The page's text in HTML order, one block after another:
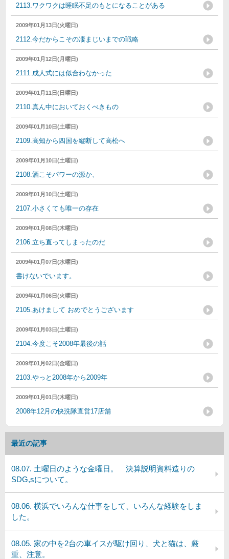
2113.ワクワクは睡眠不足のもとになることがある
2009年01月13日(火曜日)
2112.今だからこその凄まじいまでの戦略
2009年01月12日(月曜日)
2111.成人式には似合わなかった
2009年01月11日(日曜日)
2110.真ん中においておくべきもの
2009年01月10日(土曜日)
2109.高知から四国を縦断して高松へ
2009年01月10日(土曜日)
2108.酒こそパワーの源か、
2009年01月10日(土曜日)
2107.小さくても唯一の存在
2009年01月08日(木曜日)
2106.立ち直ってしまったのだ
2009年01月07日(水曜日)
書けないでいます。
2009年01月06日(火曜日)
2105.あけまして おめでとうございます
2009年01月03日(土曜日)
2104.今度こそ2008年最後の話
2009年01月02日(金曜日)
2103.やっと2008年から2009年
2009年01月01日(木曜日)
2008年12月の快洗隊直営17店舗
最近の記事
08.07. 土曜日のような金曜日。 決算説明資料造りの
SDG,sについて。
08.06. 横浜でいろんな仕事をして、いろんな経験をしま
した。
08.05. 家の中を2台の車イスが駆け回り、犬と猫は、厳
重、注意。